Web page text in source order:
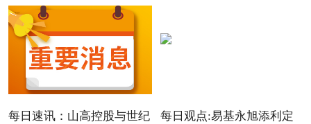
每日速讯：山高控股与世纪
每日观点:易基永旭添利定